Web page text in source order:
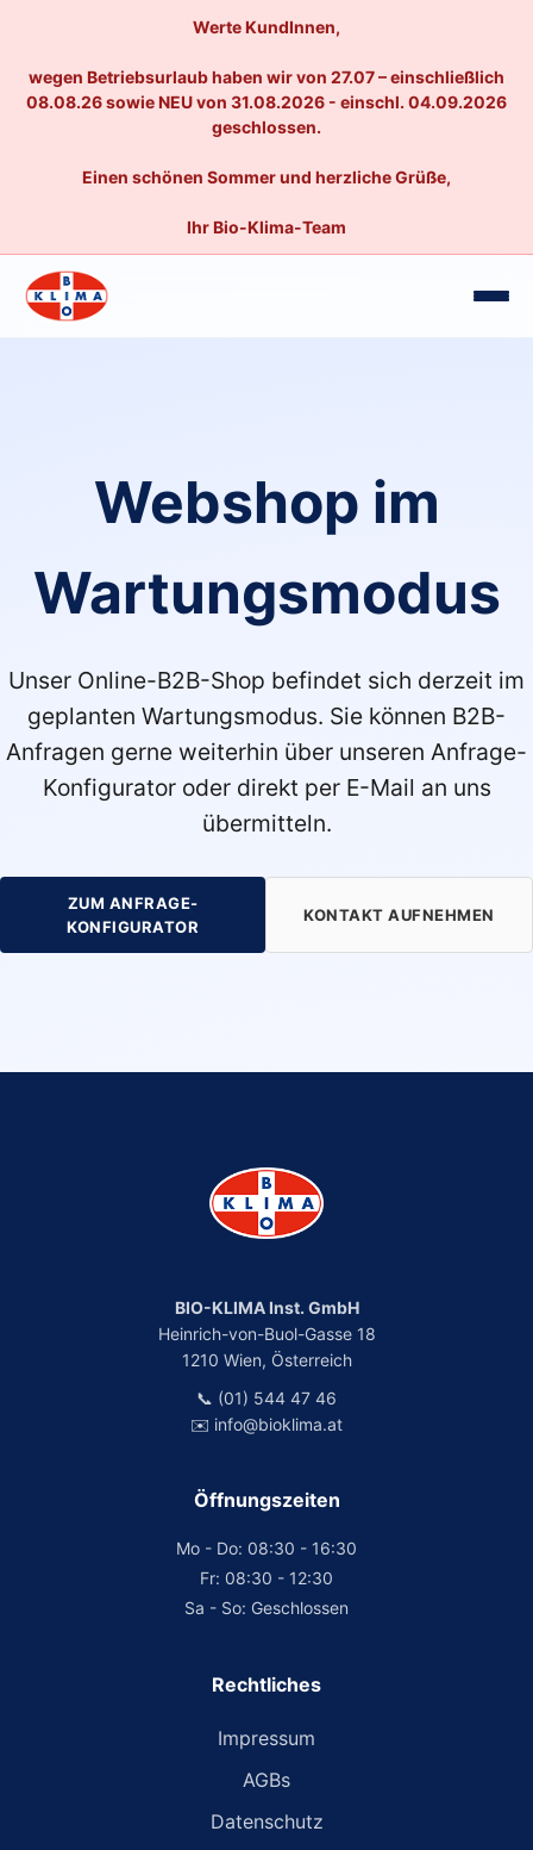
Werte KundInnen,
wegen Betriebsurlaub haben wir von 27.07 – einschließlich
08.08.26 sowie NEU von 31.08.2026 - einschl. 04.09.2026
geschlossen.
Einen schönen Sommer und herzliche Grüße,
Ihr Bio-Klima-Team
Webshop im
Wartungsmodus
Unser Online-B2B-Shop befindet sich derzeit im
geplanten Wartungsmodus. Sie können B2B-
Anfragen gerne weiterhin über unseren Anfrage-
Konfigurator oder direkt per E-Mail an uns
übermitteln.
ZUM ANFRAGE-
KONFIGURATOR
KONTAKT AUFNEHMEN
BIO-KLIMA Inst. GmbH
Heinrich-von-Buol-Gasse 18
1210 Wien, Österreich
📞 (01) 544 47 46
✉️ info@bioklima.at
Öffnungszeiten
Mo - Do: 08:30 - 16:30
Fr: 08:30 - 12:30
Sa - So: Geschlossen
Rechtliches
Impressum
AGBs
Datenschutz